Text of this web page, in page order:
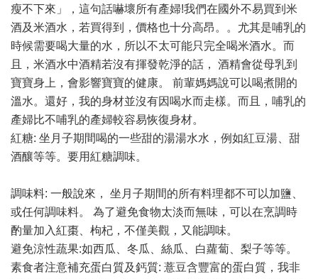
瘦不下來」，這句話嚇壞所有產婦!我們在國外不易買到米
酒及米酒水，若買得到，價格也十分高昂。。尤其是哺乳的
時候需要喝大量的水，所以不太可能只完全喝米酒水。而
且，米酒水中酒精若沒有揮發乾淨的話， 酒精會從母乳到
寶寶身上，會影響寶寶的健康。 前輩媽媽說可以喝煮開的
溫水。還好，我的身材並沒有因喝水而走樣。而且，哺乳的
產婦比不哺乳的產婦較容易恢復身材。
紅糖: 坐月子期間喝的一些甜的湯湯水水，例如紅豆湯、甜
酒釀等等。要用紅糖調味。
調味料: 一般說來， 坐月子期間的所有料理都不可以加鹽、
或任何調味料。 為了避免食物太淡而無味，可以在烹調時
酌量加入紅棗、枸杞，不僅美觀，又能調味。
避免涼性蔬果:如西瓜、冬瓜、絲瓜、白蘿蔔、梨子等等。
素食者注意補充蛋白質及鈣質: 薏豆含豐富的蛋白質，我非